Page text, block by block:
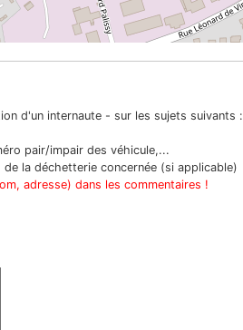
d'un internaute - sur les sujets suivants :
pair/impair des véhicule,...
la déchetterie concernée (si applicable)
adresse) dans les commentaires !